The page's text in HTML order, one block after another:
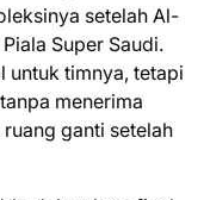
setelah Al-
Super Saudi.
untuk timnya, tetapi
menerima
ganti setelah